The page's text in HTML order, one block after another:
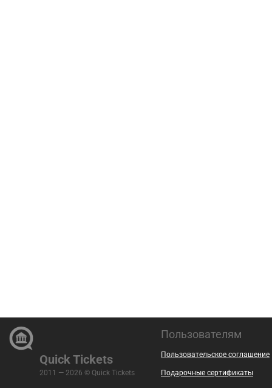
Quick Tickets
2011 — 2026 © Quick Tickets
Пользователям
Пользовательское соглашение
Подарочные сертификаты